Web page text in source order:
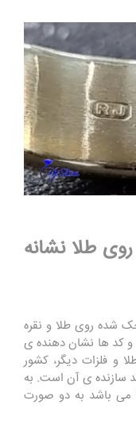
طلا نشانه
شده روی طلا و نقره
و کد ها نشان دهنده ی
و فلزات دیگر، کشور
سازنده ی آن است. به
می باشد به دو صورت